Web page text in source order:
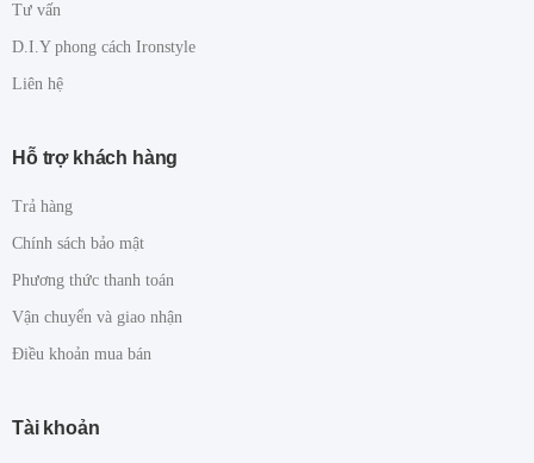
Tư vấn
D.I.Y phong cách Ironstyle
Liên hệ
Hỗ trợ khách hàng
Trả hàng
Chính sách bảo mật
Phương thức thanh toán
Vận chuyển và giao nhận
Điều khoản mua bán
Tài khoản